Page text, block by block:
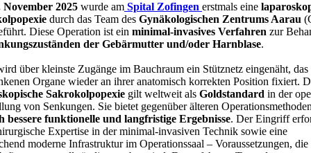
November 2025 wurde am Spital Zofingen erstmals eine
durch das Team des Gynäkologischen Zentrums Aarau
Diese Operation ist ein minimal-invasives Verfahren zur
der Gebärmutter und/oder Harnblase.
über kleinste Zugänge im Bauchraum ein Stütznetz eingenäht, das
Organe wieder an ihrer anatomisch korrekten Position fixiert.
Sakrokolpopexie gilt weltweit als Goldstandard in der
von Senkungen. Sie bietet gegenüber älteren
bessere funktionelle und langfristige Ergebnisse. Der Eingriff
Expertise in der minimal-invasiven Technik sowie eine
moderne Infrastruktur im Operationssaal – Voraussetzungen, die